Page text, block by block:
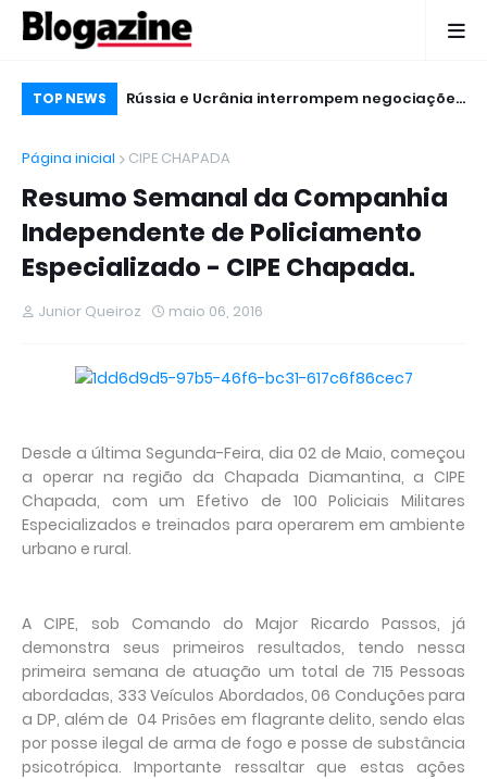
TOP NEWS
os esportes Rússia e Ucrânia interrompem negociações
Página inicial CIPE CHAPADA
Resumo Semanal da Companhia
Independente de Policiamento
Especializado - CIPE Chapada.
Junior Queiroz maio 06, 2016
Desde a última Segunda-Feira, dia 02 de Maio, começou
a operar na região da Chapada Diamantina, a CIPE
Chapada, com um Efetivo de 100 Policiais Militares
Especializados e treinados para operarem em ambiente
urbano e rural.
A CIPE, sob Comando do Major Ricardo Passos, já
demonstra seus primeiros resultados, tendo nessa
primeira semana de atuação um total de 715 Pessoas
abordadas, 333 Veículos Abordados, 06 Conduções para
a DP, além de 04 Prisões em flagrante delito, sendo elas
por posse ilegal de arma de fogo e posse de substância
psicotrópica. Importante ressaltar que estas ações